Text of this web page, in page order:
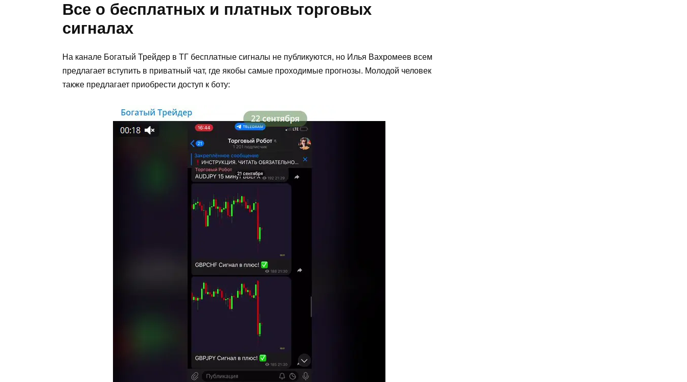
Все о бесплатных и платных торговых
сигналах
На канале Богатый Трейдер в ТГ бесплатные сигналы не публикуются, но Илья Вахромеев всем
предлагает вступить в приватный чат, где якобы самые проходимые прогнозы. Молодой человек
также предлагает приобрести доступ к боту: